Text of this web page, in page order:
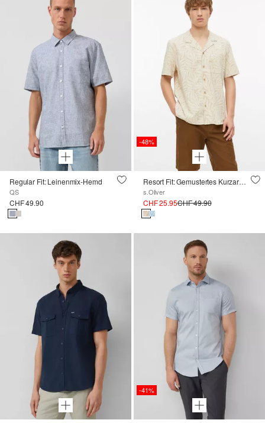
Regular Fit: Leinenmix-Hemd
QS
CHF 49.90
-48%
Resort Fit: Gemustertes Kurzarmhemd aus Viskosemix
s.Oliver
CHF 25.95CHF 49.90
-41%